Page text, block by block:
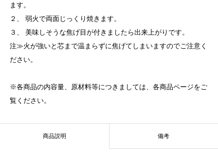
ます。
２、 弱火で両面じっくり焼きます。
３、 美味しそうな焦げ目が付きましたら出来上がりです。
注≫火が強いと芯まで温まらずに焦げてしまいますのでご注意く
ださい。
※各商品の内容量、原材料等につきましては、各商品ページをご
覧ください。
商品説明 備考